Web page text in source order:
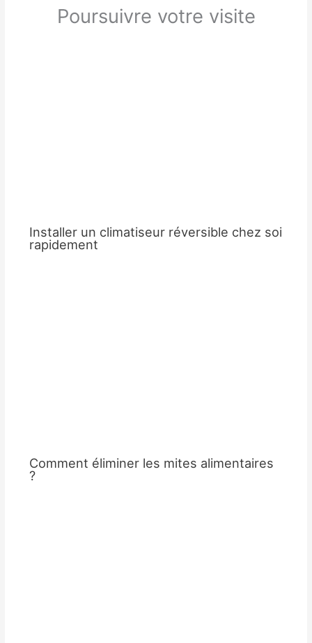
Poursuivre votre visite
Installer un climatiseur réversible chez soi
rapidement
Comment éliminer les mites alimentaires
?